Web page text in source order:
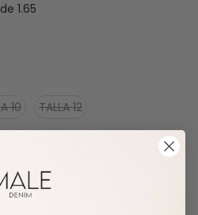
1.65
10 TALLA 12